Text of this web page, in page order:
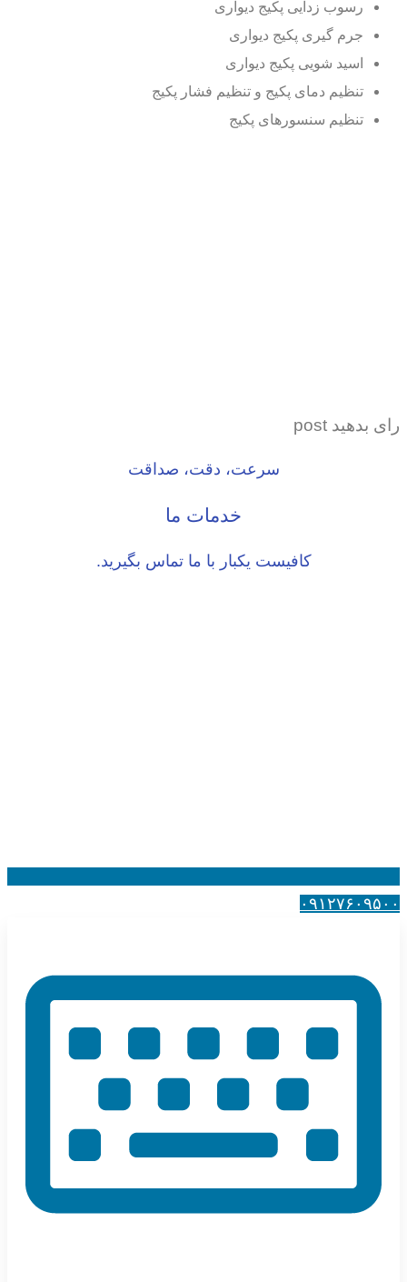
رسوب زدایی پکیج دیواری
جرم گیری پکیج دیواری
اسید شویی پکیج دیواری
تنظیم دمای پکیج و تنظیم فشار پکیج
تنظیم سنسورهای پکیج
رای بدهید post
سرعت، دقت، صداقت
خدمات ما
کافیست یکبار با ما تماس بگیرید.
۰۹۱۲۷۶۰۹۵۰۰